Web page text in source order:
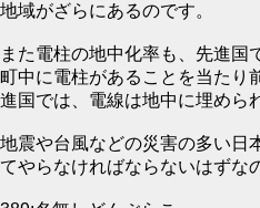
地域がざらにあるのです。
また電柱の地中化率も、先進国
町中に電柱があることを当たり
進国では、電線は地中に埋めら
地震や台風などの災害の多い日
てやらなければならないはずな